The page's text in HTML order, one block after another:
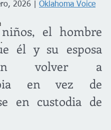
2026 | Oklahoma Voice
el hombre
él y su esposa
volver a
en vez de
en custodia de